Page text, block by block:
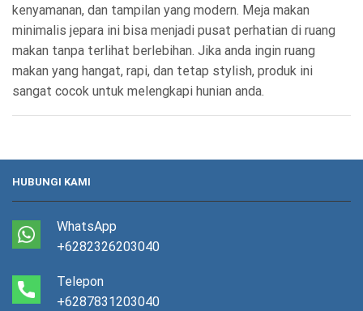
kenyamanan, dan tampilan yang modern. Meja makan
minimalis jepara ini bisa menjadi pusat perhatian di ruang
makan tanpa terlihat berlebihan. Jika anda ingin ruang
makan yang hangat, rapi, dan tetap stylish, produk ini
sangat cocok untuk melengkapi hunian anda.
HUBUNGI KAMI
WhatsApp
+6282326203040
Telepon
+6287831203040